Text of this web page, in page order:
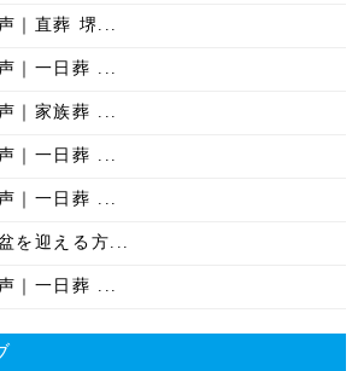
｜直葬 堺...
｜一日葬 ...
｜家族葬 ...
｜一日葬 ...
｜一日葬 ...
を迎える方...
｜一日葬 ...